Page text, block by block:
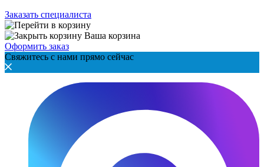
Заказать специалиста
Ваша корзина
Оформить заказ
Свяжитесь с нами прямо сейчас